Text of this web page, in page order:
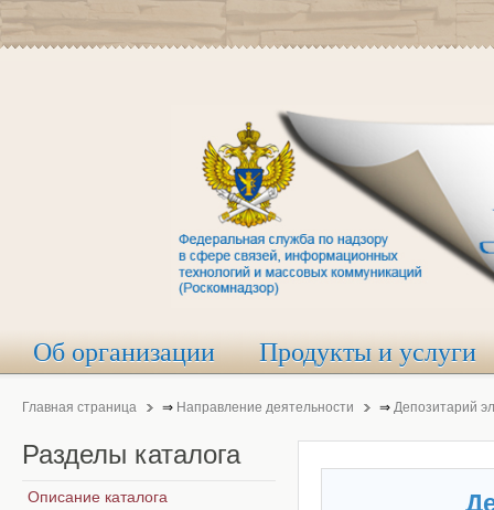
Об организации Продукты и услуги
Главная страница ⇒ Направление деятельности ⇒ Депозитарий
Разделы каталога
Описание каталога